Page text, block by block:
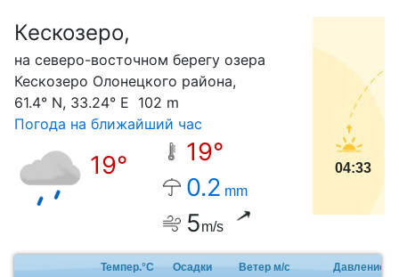
Кескозеро,
на северо-восточном берегу озера
Кескозеро Олонецкого района,
61.4° N, 33.24° E 102 m
Погода на ближайший час
19°
19°
0.2 mm
5m/s
04:33
Темпер.°C Осадки Ветер м/с Давление